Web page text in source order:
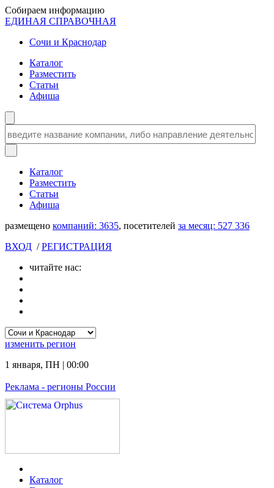
Собираем информацию
ЕДИНАЯ СПРАВОЧНАЯ
Сочи и Краснодар
Каталог
Разместить
Статьи
Афиша
Каталог
Разместить
Статьи
Афиша
размещено компаний: 3635, посетителей за месяц: 527 336
ВХОД /РЕГИСТРАЦИЯ
читайте нас:
изменить регион
1 января, ПН | 00:00
Реклама - регионы России
Каталог